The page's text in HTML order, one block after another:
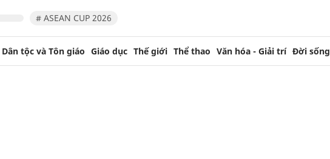
# ASEAN CUP 2026
Dân tộc và Tôn giáo Giáo dục Thế giới Thể thao Văn hóa - Giải trí Đời sống